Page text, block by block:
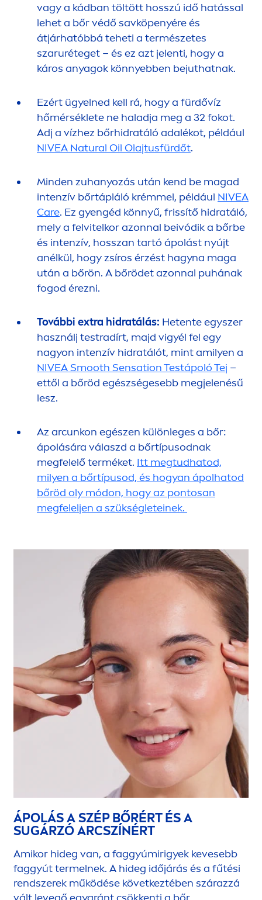
vagy a kádban töltött hosszú idő hatással
lehet a bőr védő savköpenyére és
átjárhatóbbá teheti a természetes
szaruréteget – és ez azt jelenti, hogy a
káros anyagok könnyebben bejuthatnak.
Ezért ügyelned kell rá, hogy a fürdővíz
hőmérséklete ne haladja meg a 32 fokot.
Adj a vízhez bőrhidratáló adalékot, például
NIVEA Natural Oil Olajtusfürdőt.
Minden zuhanyozás után kend be magad
intenzív bőrtápláló krémmel, például NIVEA
Care. Ez gyengéd könnyű, frissítő hidratáló,
mely a felvitelkor azonnal beivódik a bőrbe
és intenzív, hosszan tartó ápolást nyújt
anélkül, hogy zsíros érzést hagyna maga
után a bőrön. A bőrödet azonnal puhának
fogod érezni.
További extra hidratálás: Hetente egyszer
használj testradírt, majd vigyél fel egy
nagyon intenzív hidratálót, mint amilyen a
NIVEASmooth SensationTestápoló Tej –
ettől a bőröd egészségesebb megjelenésű
lesz.
Az arcunkon egészen különleges a bőr:
ápolására válaszd a bőrtípusodnak
megfelelő terméket. Itt megtudhatod,
milyen a bőrtípusod, és hogyan ápolhatod
bőröd oly módon, hogy az pontosan
megfeleljen a szükségleteinek.
ÁPOLÁS A SZÉP BŐRÉRT ÉS A
SUGÁRZÓ ARCSZÍNÉRT
Amikor hideg van, a faggyúmirigyek kevesebb
faggyút termelnek. A hideg időjárás és a fűtési
rendszerek működése következtében szárazzá